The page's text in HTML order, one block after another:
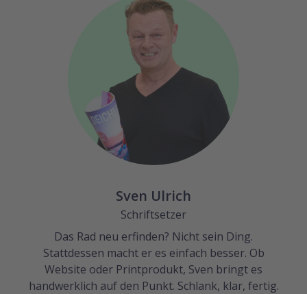
Sven Ulrich
Schriftsetzer
Das Rad neu erfinden? Nicht sein Ding.
Stattdessen macht er es einfach besser. Ob
Website oder Printprodukt, Sven bringt es
handwerklich auf den Punkt. Schlank, klar, fertig.